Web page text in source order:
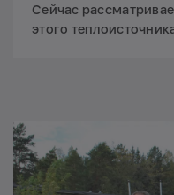
Сейчас
этого